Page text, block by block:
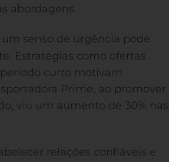
abordagens.
um senso de urgência pode
Estratégias como ofertas
curto motivam
Prime, ao promover
viu um aumento de 30% nas
relações confiáveis e